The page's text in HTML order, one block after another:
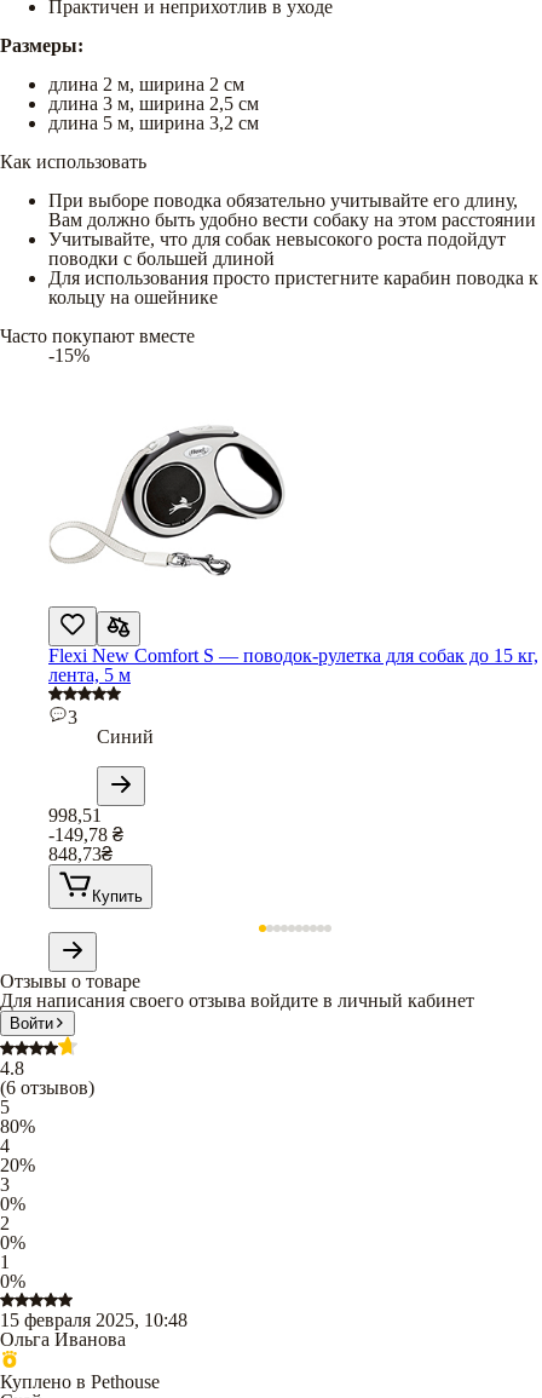
Практичен и неприхотлив в уходе
Размеры:
длина 2 м, ширина 2 см
длина 3 м, ширина 2,5 см
длина 5 м, ширина 3,2 см
Как использовать
При выборе поводка обязательно учитывайте его длину,
Вам должно быть удобно вести собаку на этом расстоянии
Учитывайте, что для собак невысокого роста подойдут
поводки с большей длиной
Для использования просто пристегните карабин поводка к
кольцу на ошейнике
Часто покупают вместе
-15%
Flexi New Comfort S — поводок-рулетка для собак до 15 кг,
лента, 5 м
3
Синий
998,51
-149,78 ₴
848,73₴
Купить
Отзывы о товаре
Для написания своего отзыва войдите в личный кабинет
Войти
4.8
(6 отзывов)
5
80%
4
20%
3
0%
2
0%
1
0%
15 февраля 2025, 10:48
Ольга Иванова
Куплено в Pethouse